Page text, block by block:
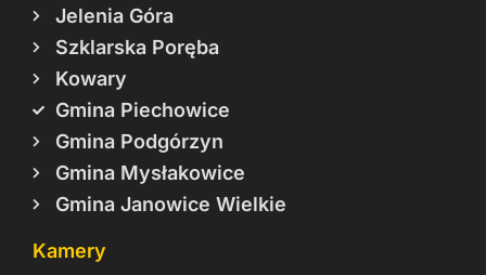
Jelenia Góra
Szklarska Poręba
Kowary
Gmina Piechowice
Gmina Podgórzyn
Gmina Mysłakowice
Gmina Janowice Wielkie
Kamery